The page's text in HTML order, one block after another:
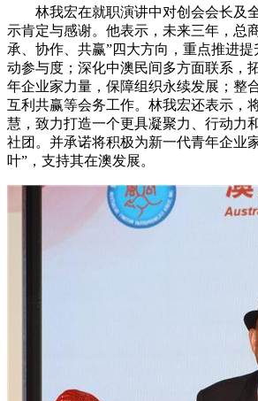
林我宏在就职演讲中对创会会长及
示肯定与感谢。他表示，未来三年，总
承、协作、共赢”四大方向，重点推进
动参与度；深化中澳民间多方面联系，
年企业家力量，保障组织永续发展；整
互利共赢等会务工作。林我宏还表示，
慧，致力打造一个更具凝聚力、行动力
社团。并承诺将积极为新一代青年企业
叶”，支持其在澳发展。